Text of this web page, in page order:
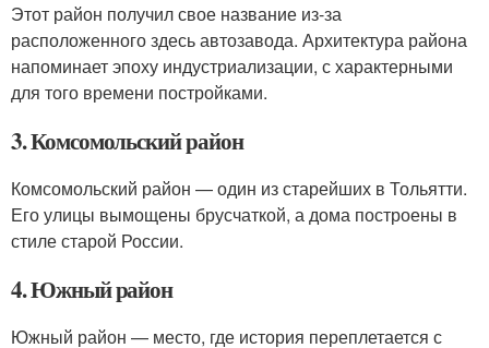
Этот район получил свое название из-за
расположенного здесь автозавода. Архитектура района
напоминает эпоху индустриализации, с характерными
для того времени постройками.
3. Комсомольский район
Комсомольский район — один из старейших в Тольятти.
Его улицы вымощены брусчаткой, а дома построены в
стиле старой России.
4. Южный район
Южный район — место, где история переплетается с